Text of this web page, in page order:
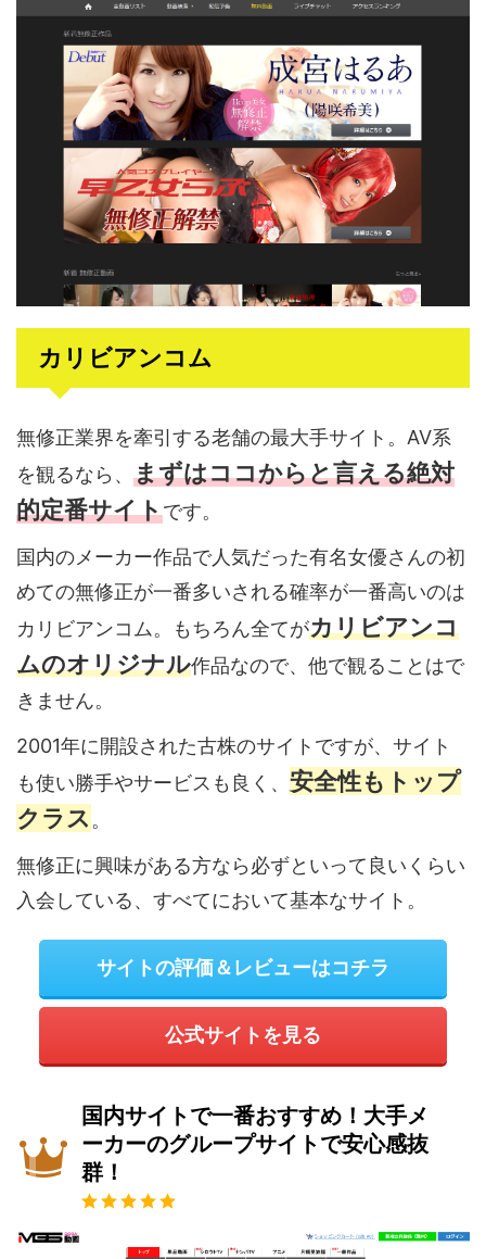
カリビアンコム
無修正業界を牽引する老舗の最大手サイト。AV系
を観るなら、 まずはココからと言える絶対
的定番サイトです。
国内のメーカー作品で人気だった有名女優さんの初
めての無修正が一番多いされる確率が一番高いのは
カリビアンコム。もちろん全てがカリビアンコ
ムのオリジナル作品なので、他で観ることはで
きません。
2001年に開設された古株のサイトですが、サイト
も使い勝手やサービスも良く、 安全性もトップ
クラス。
無修正に興味がある方なら必ずといって良いくらい
入会している、すべてにおいて基本なサイト。
サイトの評価＆レビューはコチラ
公式サイトを見る
国内サイトで一番おすすめ！大手メ
ーカーのグループサイトで安心感抜
群！